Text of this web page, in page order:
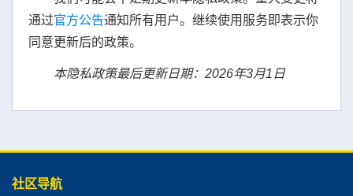
通过官方公告通知所有用户。继续使用服务即表示你
同意更新后的政策。
本隐私政策最后更新日期：2026年3月1日
社区导航